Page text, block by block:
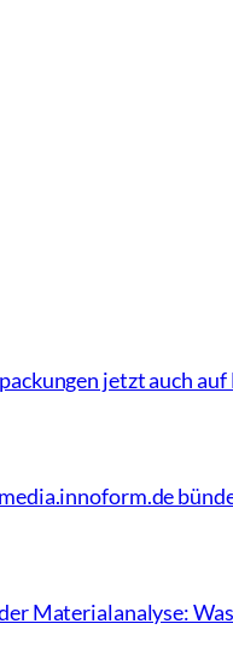
jetzt auch
Materialanalyse: